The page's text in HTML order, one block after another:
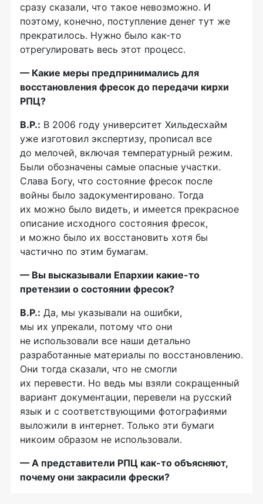
сразу сказали, что такое невозможно. И
поэтому, конечно, поступление денег тут же
прекратилось. Нужно было как-то
отрегулировать весь этот процесс.
— Какие меры предпринимались для
восстановления фресок до передачи кирхи
РПЦ?
В.Р.: В 2006 году университет Хильдесхайм
уже изготовил экспертизу, прописал все
до мелочей, включая температурный режим.
Были обозначены самые опасные участки.
Слава Богу, что состояние фресок после
войны было задокументировано. Тогда
их можно было видеть, и имеется прекрасное
описание исходного состояния фресок,
и можно было их восстановить хотя бы
частично по этим бумагам.
— Вы высказывали Епархии какие-то
претензии о состоянии фресок?
В.Р.: Да, мы указывали на ошибки,
мы их упрекали, потому что они
не использовали все наши детально
разработанные материалы по восстановлению.
Они тогда сказали, что не смогли
их перевести. Но ведь мы взяли сокращенный
вариант документации, перевели на русский
язык и с соответствующими фотографиями
выложили в интернет. Только эти бумаги
никоим образом не использовали.
— А представители РПЦ как-то объясняют,
почему они закрасили фрески?